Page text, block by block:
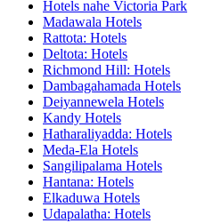
Hotels nahe Victoria Park
Madawala Hotels
Rattota: Hotels
Deltota: Hotels
Richmond Hill: Hotels
Dambagahamada Hotels
Deiyannewela Hotels
Kandy Hotels
Hatharaliyadda: Hotels
Meda-Ela Hotels
Sangilipalama Hotels
Hantana: Hotels
Elkaduwa Hotels
Udapalatha: Hotels